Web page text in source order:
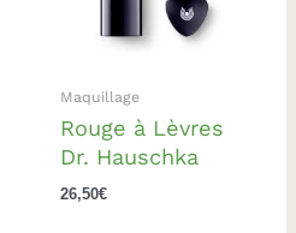
Maquillage
Rouge à Lèvres
Dr. Hauschka
26,50€